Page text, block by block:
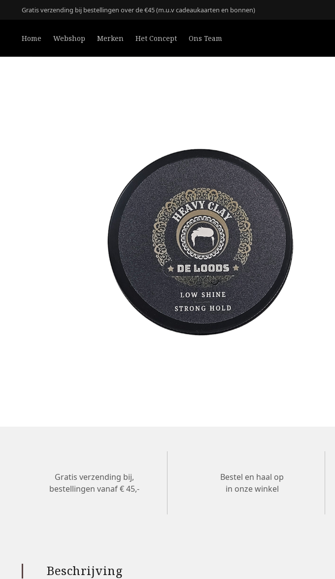
Gratis verzending bij bestellingen over de €45 (m.u.v cadeaukaarten en bonnen)
Home Webshop Merken Het Concept Ons Team
Gratis verzending bij,
bestellingen vanaf € 45,-
Bestel en haal op
in onze winkel
Beschrijving